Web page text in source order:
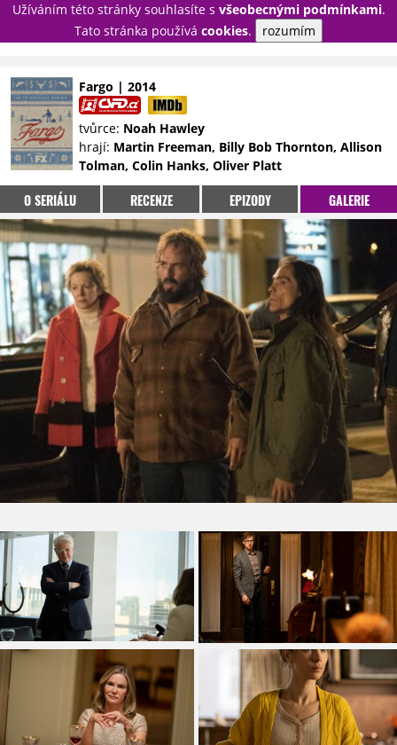
Užíváním této stránky souhlasíte s všeobecnými podmínkami.
Tato stránka používá cookies. rozumím
PŘIHLÁSIT
NOVINKY
TÉMATA
RECENZE
EPIZODY
KULT
TRAILERY
GALERIE
DISKUZE
STATISTIKY
TIRÁŽ
Fargo | 2014
tvůrce: Noah Hawley
hrají: Martin Freeman, Billy Bob Thornton, Allison
Tolman, Colin Hanks, Oliver Platt
O SERIÁLU RECENZE EPIZODY GALERIE